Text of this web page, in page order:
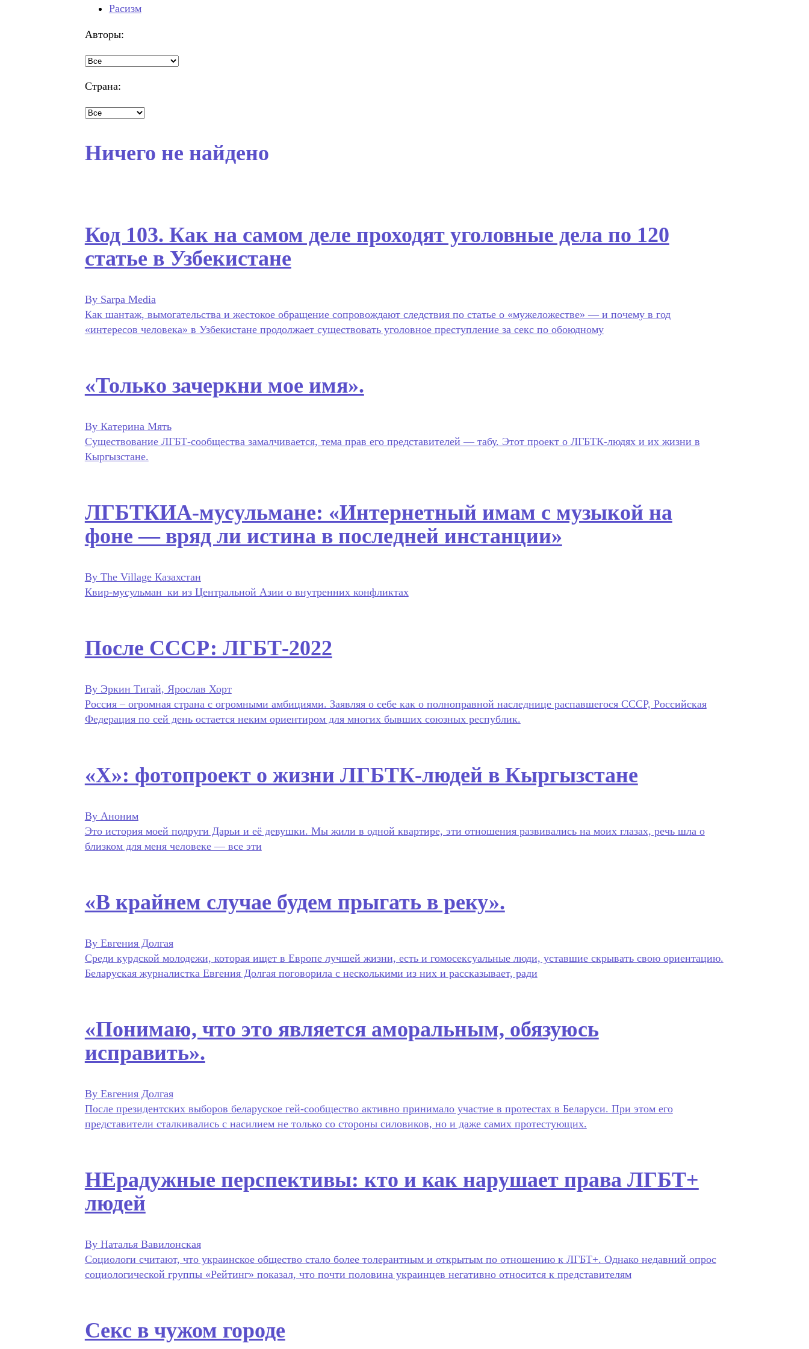
Расизм
Авторы:
Страна:
Ничего не найдено
Код 103. Как на самом деле проходят уголовные дела по 120
статье в Узбекистане
By Sarpa Media
Как шантаж, вымогательства и жестокое обращение сопровождают следствия по статье о «мужеложестве» — и почему в год
«интересов человека» в Узбекистане продолжает существовать уголовное преступление за секс по обоюдному
«Только зачеркни мое имя».
By Катерина Мять
Существование ЛГБТ-сообщества замалчивается, тема прав его представителей — табу. Этот проект о ЛГБТК-людях и их жизни в
Кыргызстане.
ЛГБТКИА-мусульмане: «Интернетный имам с музыкой на
фоне — вряд ли истина в последней инстанции»
By The Village Казахстан
Квир-мусульман_ки из Центральной Азии о внутренних конфликтах
После СССР: ЛГБТ-2022
By Эркин Тигай, Ярослав Хорт
Россия – огромная страна с огромными амбициями. Заявляя о себе как о полноправной наследнице распавшегося СССР, Российская
Федерация по сей день остается неким ориентиром для многих бывших союзных республик.
«Х»: фотопроект о жизни ЛГБТК-людей в Кыргызстане
By Аноним
Это история моей подруги Дарьи и её девушки. Мы жили в одной квартире, эти отношения развивались на моих глазах, речь шла о
близком для меня человеке — все эти
«В крайнем случае будем прыгать в реку».
By Евгения Долгая
Среди курдской молодежи, которая ищет в Европе лучшей жизни, есть и гомосексуальные люди, уставшие скрывать свою ориентацию.
Беларуская журналистка Евгения Долгая поговорила с несколькими из них и рассказывает, ради
«Понимаю, что это является аморальным, обязуюсь
исправить».
By Евгения Долгая
После президентских выборов беларуское гей-сообщество активно принимало участие в протестах в Беларуси. При этом его
представители сталкивались с насилием не только со стороны силовиков, но и даже самих протестующих.
НЕрадужные перспективы: кто и как нарушает права ЛГБТ+
людей
By Наталья Вавилонская
Социологи считают, что украинское общество стало более толерантным и открытым по отношению к ЛГБТ+. Однако недавний опрос
социологической группы «Рейтинг» показал, что почти половина украинцев негативно относится к представителям
Секс в чужом городе